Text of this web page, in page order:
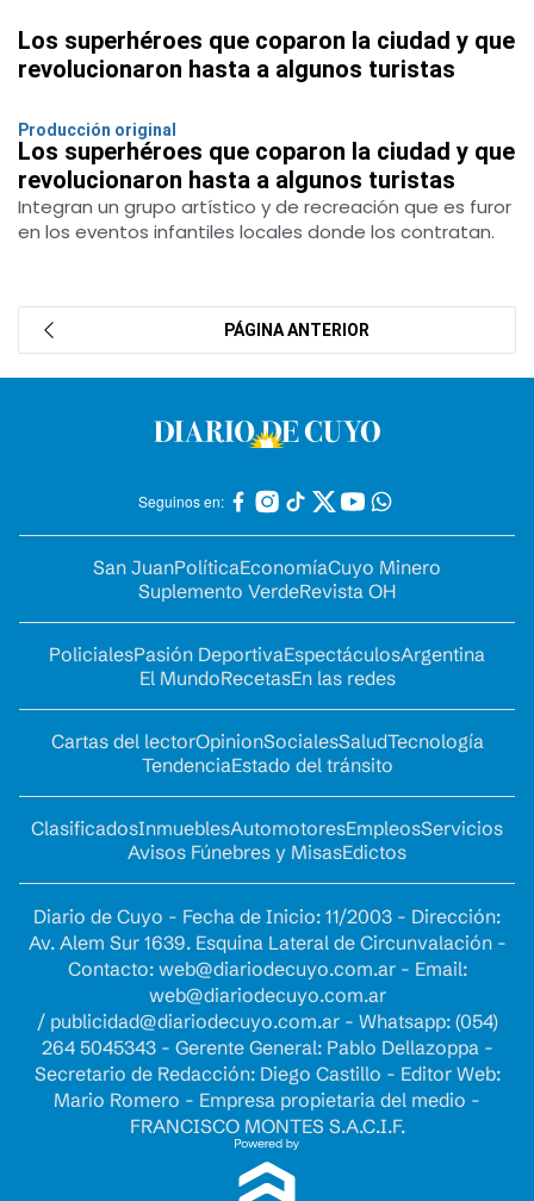
Los superhéroes que coparon la ciudad y que
revolucionaron hasta a algunos turistas
Producción original
Los superhéroes que coparon la ciudad y que
revolucionaron hasta a algunos turistas
Integran un grupo artístico y de recreación que es furor
en los eventos infantiles locales donde los contratan.
PÁGINA ANTERIOR
Seguinos en:
San JuanPolíticaEconomíaCuyo Minero
Suplemento VerdeRevista OH
PolicialesPasión DeportivaEspectáculosArgentina
El MundoRecetasEn las redes
Cartas del lectorOpinionSocialesSaludTecnología
TendenciaEstado del tránsito
ClasificadosInmueblesAutomotoresEmpleosServicios
Avisos Fúnebres y MisasEdictos
Diario de Cuyo - Fecha de Inicio: 11/2003 - Dirección:
Av. Alem Sur 1639. Esquina Lateral de Circunvalación -
Contacto: web@diariodecuyo.com.ar- Email:
web@diariodecuyo.com.ar
/ publicidad@diariodecuyo.com.ar- Whatsapp: (054)
264 5045343 - Gerente General: Pablo Dellazoppa -
Secretario de Redacción: Diego Castillo - Editor Web:
Mario Romero - Empresa propietaria del medio -
FRANCISCO MONTES S.A.C.I.F.